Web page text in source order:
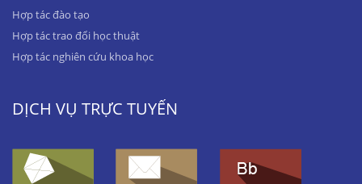
Hợp tác đào tạo
Hợp tác trao đổi học thuật
Hợp tác nghiên cứu khoa học
DỊCH VỤ TRỰC TUYẾN